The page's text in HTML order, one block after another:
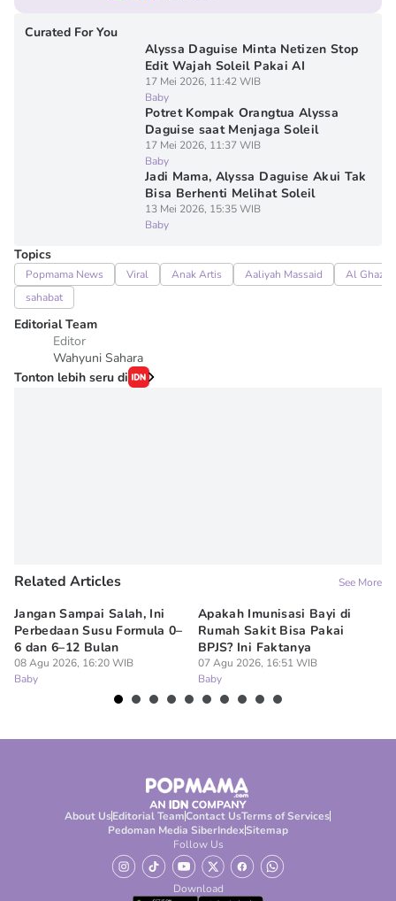
Curated For You
Alyssa Daguise Minta Netizen Stop
Edit Wajah Soleil Pakai AI
17 Mei 2026, 11:42 WIB
Baby
Potret Kompak Orangtua Alyssa
Daguise saat Menjaga Soleil
17 Mei 2026, 11:37 WIB
Baby
Jadi Mama, Alyssa Daguise Akui Tak
Bisa Berhenti Melihat Soleil
13 Mei 2026, 15:35 WIB
Baby
Topics
Popmama News Viral Anak Artis Aaliyah Massaid
Al Ghazali
sahabat
Editorial Team
Editor
Wahyuni Sahara
Tonton lebih seru di
Related Articles See More
Jangan Sampai Salah, Ini
Perbedaan Susu Formula 0–
6 dan 6–12 Bulan
08 Agu 2026, 16:20 WIB
Baby
Apakah Imunisasi Bayi di
Rumah Sakit Bisa Pakai
BPJS? Ini Faktanya
07 Agu 2026, 16:51 WIB
Baby
About UsEditorial TeamContact UsTerms of Services
Pedoman Media SiberIndexSitemap
Follow Us
Download